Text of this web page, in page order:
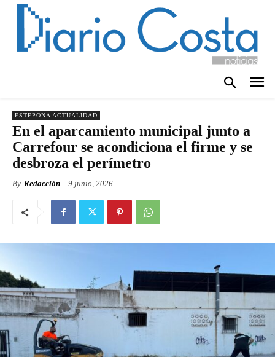
ESTEPONA ACTUALIDAD
En el aparcamiento municipal junto a
Carrefour se acondiciona el firme y se
desbroza el perímetro
By Redacción 9 junio, 2026